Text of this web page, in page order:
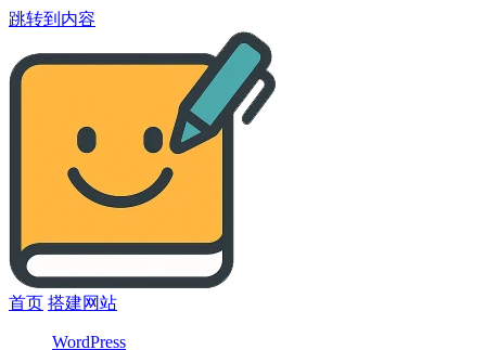
跳转到内容
首页 搭建网站
WordPress